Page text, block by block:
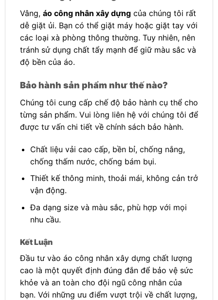
Vâng, áo công nhân xây dựngcủa chúng tôi rất
dễ giặt ủi. Bạn có thể giặt máy hoặc giặt tay với
các loại xà phòng thông thường. Tuy nhiên, nên
tránh sử dụng chất tẩy mạnh để giữ màu sắc và
độ bền của áo.
Bảo hành sản phẩm như thế nào?
Chúng tôi cung cấp chế độ bảo hành cụ thể cho
từng sản phẩm. Vui lòng liên hệ với chúng tôi để
được tư vấn chi tiết về chính sách bảo hành.
Chất liệu vải cao cấp, bền bỉ, chống nắng,
chống thấm nước, chống bám bụi.
Thiết kế thông minh, thoải mái, không cản trở
vận động.
Đa dạng size và màu sắc, phù hợp với mọi
nhu cầu.
Kết Luận
Đầu tư vào áo công nhân xây dựng chất lượng
cao là một quyết định đúng đắn để bảo vệ sức
khỏe và an toàn cho đội ngũ công nhân của
bạn. Với những ưu điểm vượt trội về chất lượng,